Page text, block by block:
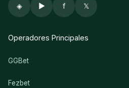
◈ ▶ f 𝕏
Operadores Principales
GGBet
Fezbet